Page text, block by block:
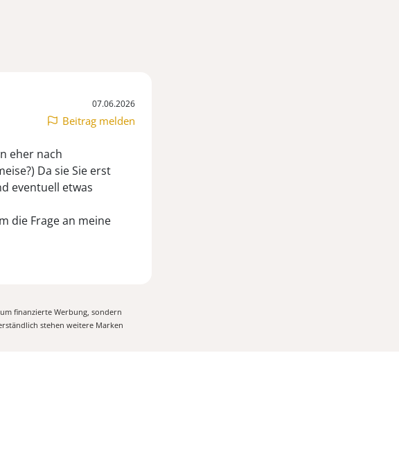
07.06.2026
Beitrag melden
eher nach
Da sie Sie erst
eventuell etwas
die Frage an meine
finanzierte Werbung, sondern
stehen weitere Marken